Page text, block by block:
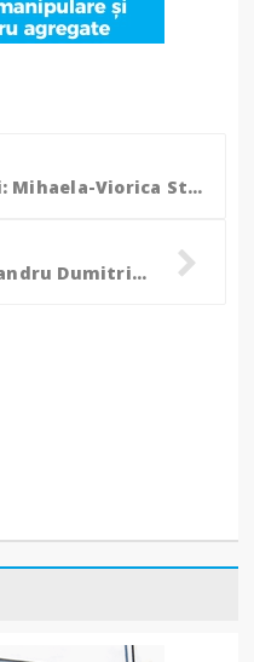
Invitatul de la Știri: Mihaela-Viorica Stoiciuc - candidat pentru Senatul României din partea Partidului România în Acțiune (video)
Invitatul de la Știri: Alexandru Dumitriu, candidat pentru Camera Deputaților din partea Partidului Național Liberal (video)